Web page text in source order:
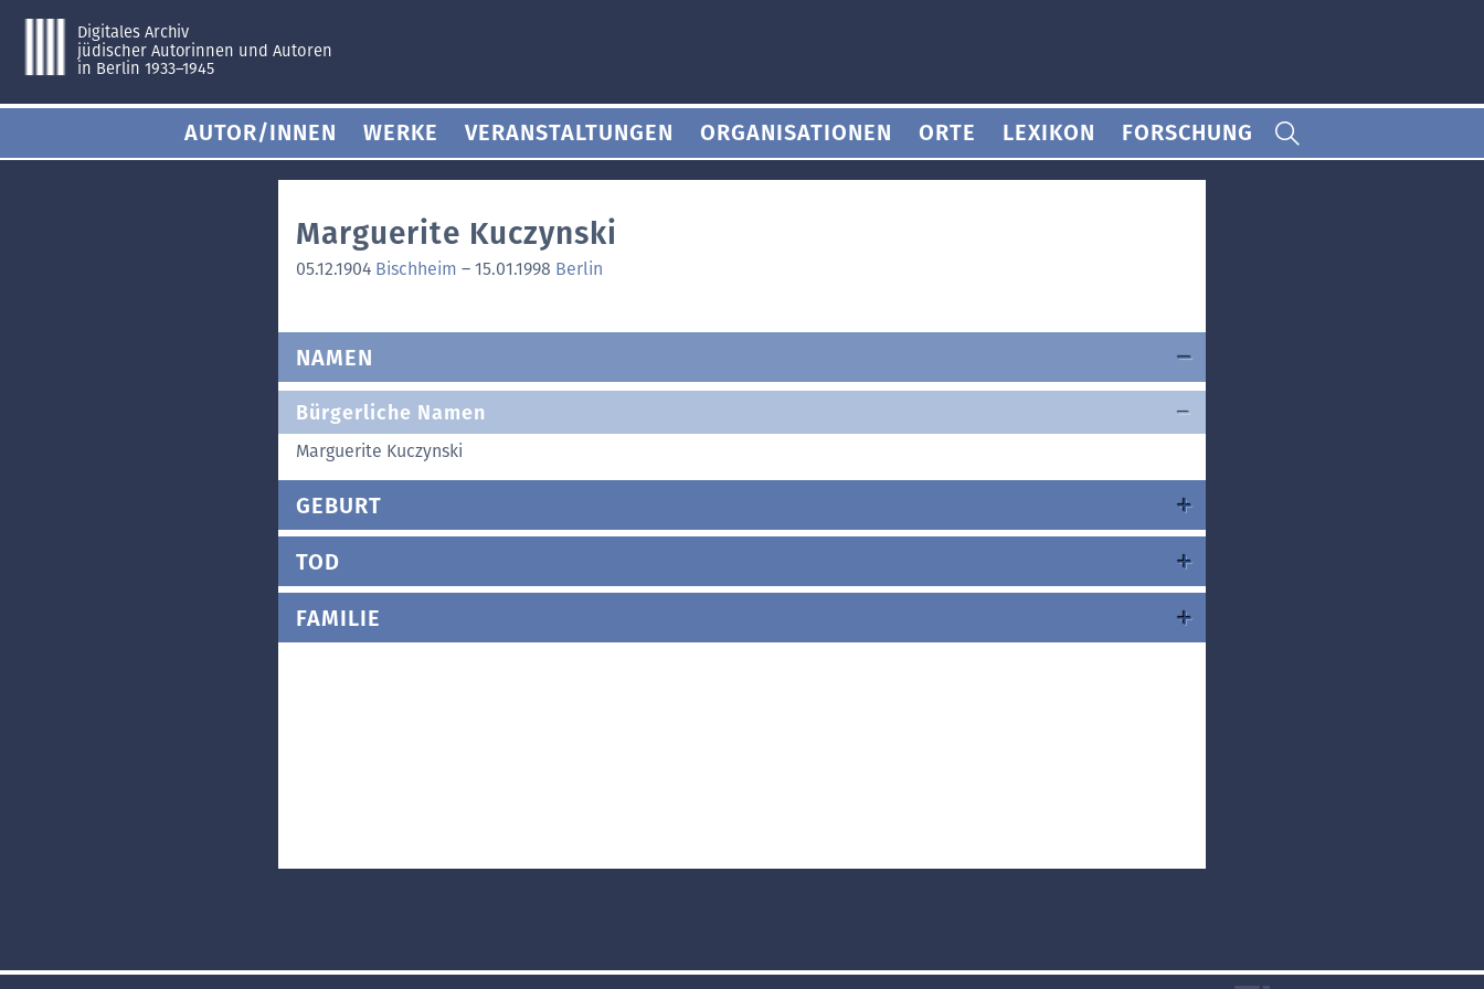
Digitales Archiv
jüdischer Autorinnen und Autoren
in Berlin 1933–1945
AUTOR/INNEN WERKE VERANSTALTUNGEN ORGANISATIONEN ORTE LEXIKON FORSCHUNG
Marguerite Kuczynski
05.12.1904 Bischheim – 15.01.1998 Berlin
NAMEN
Bürgerliche Namen
Marguerite Kuczynski
GEBURT
TOD
FAMILIE